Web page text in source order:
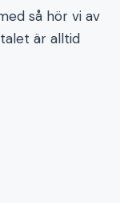
så hör vi av
är alltid